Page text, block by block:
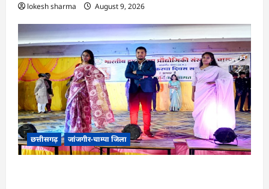
lokesh sharma August 9, 2026
छत्तीसगढ़ जांजगीर-चाम्पा जिला